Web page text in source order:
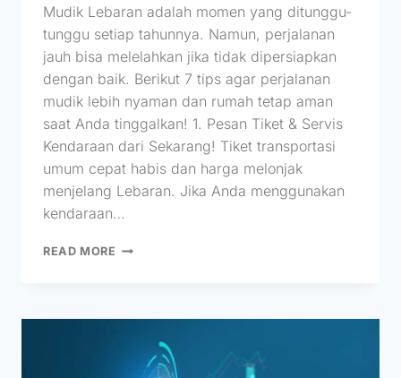
Mudik Lebaran adalah momen yang ditunggu-
tunggu setiap tahunnya. Namun, perjalanan
jauh bisa melelahkan jika tidak dipersiapkan
dengan baik. Berikut 7 tips agar perjalanan
mudik lebih nyaman dan rumah tetap aman
saat Anda tinggalkan! 1. Pesan Tiket & Servis
Kendaraan dari Sekarang! Tiket transportasi
umum cepat habis dan harga melonjak
menjelang Lebaran. Jika Anda menggunakan
kendaraan…
READ MORE